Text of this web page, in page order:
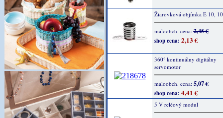
Žiarovková objímka E 10,
maloobch. cena:2,45 €
shop cena: 2,13 €
360° kontinuálny digitálny
servomotor
maloobch. cena:5,07 €
shop cena: 4,41 €
5 V reléový modul